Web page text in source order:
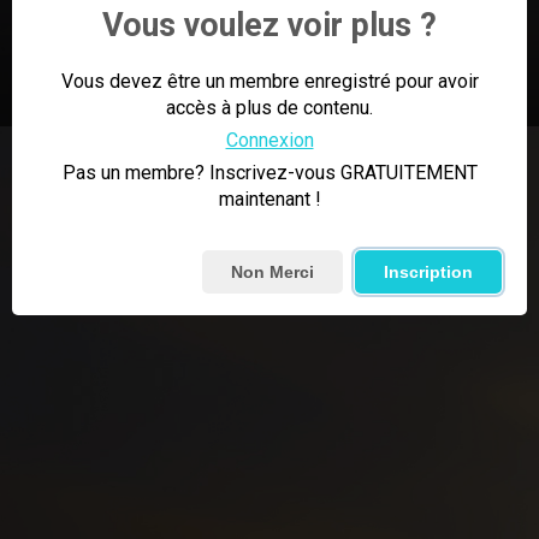
Épingler
Vous voulez voir plus ?
Vous devez être un membre enregistré pour avoir
accès à plus de contenu.
Connexion
Pas un membre? Inscrivez-vous GRATUITEMENT
maintenant !
Non Merci Inscription